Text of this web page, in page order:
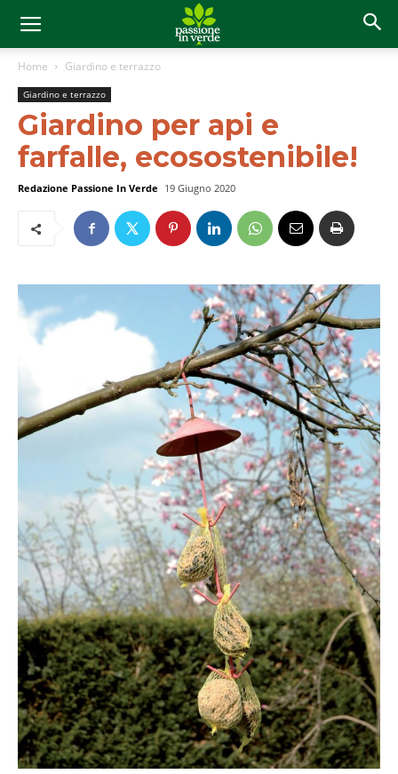
Home Giardino e terrazzo
Giardino e terrazzo
Giardino per api e
farfalle, ecosostenibile!
Redazione Passione In Verde 19 Giugno 2020